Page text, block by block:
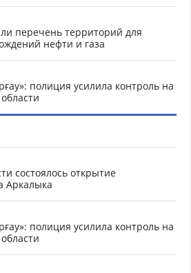
перечень территорий для
нефти и газа
полиция усилила контроль на
состоялось открытие
Аркалыка
полиция усилила контроль на